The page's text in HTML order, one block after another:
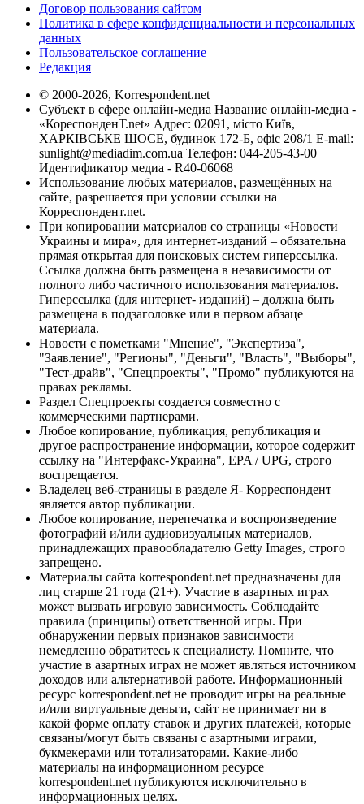
Договор пользования сайтом
Политика в сфере конфиденциальности и персональных
данных
Пользовательское соглашение
Редакция
© 2000-2026, Korrespondent.net
Субъект в сфере онлайн-медиа Название онлайн-медиа -
«КореспонденТ.net» Адрес: 02091, місто Київ,
ХАРКІВСЬКЕ ШОСЕ, будинок 172-Б, офіс 208/1 E-mail:
sunlight@mediadim.com.ua Телефон: 044-205-43-00
Идентификатор медиа - R40-06068
Использование любых материалов, размещённых на
сайте, разрешается при условии ссылки на
Корреспондент.net.
При копировании материалов со страницы «Новости
Украины и мира», для интернет-изданий – обязательна
прямая открытая для поисковых систем гиперссылка.
Ссылка должна быть размещена в независимости от
полного либо частичного использования материалов.
Гиперссылка (для интернет- изданий) – должна быть
размещена в подзаголовке или в первом абзаце
материала.
Новости с пометками "Мнение", "Экспертиза",
"Заявление", "Регионы", "Деньги", "Власть", "Выборы",
"Тест-драйв", "Спецпроекты", "Промо" публикуются на
правах рекламы.
Раздел Спецпроекты создается совместно с
коммерческими партнерами.
Любое копирование, публикация, републикация и
другое распространение информации, которое содержит
ссылку на "Интерфакс-Украина", EPA / UPG, строго
воспрещается.
Владелец веб-страницы в разделе Я- Корреспондент
является автор публикации.
Любое копирование, перепечатка и воспроизведение
фотографий и/или аудиовизуальных материалов,
принадлежащих правообладателю Getty Images, строго
запрещено.
Материалы сайта korrespondent.net предназначены для
лиц старше 21 года (21+). Участие в азартных играх
может вызвать игровую зависимость. Соблюдайте
правила (принципы) ответственной игры. При
обнаружении первых признаков зависимости
немедленно обратитесь к специалисту. Помните, что
участие в азартных играх не может являться источником
доходов или альтернативой работе. Информационный
ресурс korrespondent.net не проводит игры на реальные
и/или виртуальные деньги, сайт не принимает ни в
какой форме оплату ставок и других платежей, которые
связаны/могут быть связаны с азартными играми,
букмекерами или тотализаторами. Какие-либо
материалы на информационном ресурсе
korrespondent.net публикуются исключительно в
информационных целях.